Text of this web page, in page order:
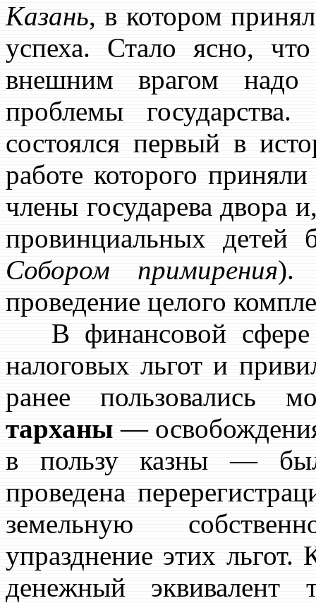
Казань, в котором
успеха. Стало ясно,
внешним врагом надо
проблемы
состоялся первый в
работе которого
члены государева двора
провинциальных детей
Собором примирения).
проведение целого
В финансовой сфере
налоговых льгот и
ранее пользовались
тарханы —
в пользу казны —
проведена
земельную
упразднение этих
денежный эквивалент